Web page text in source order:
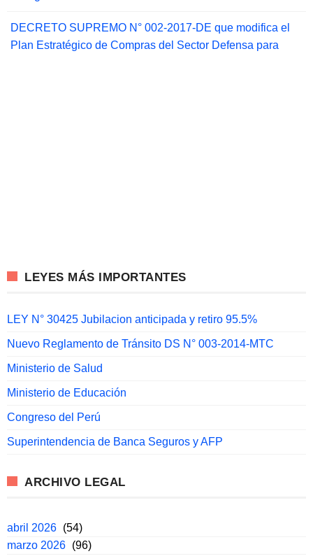
DECRETO SUPREMO N° 002-2017-DE que modifica el
Plan Estratégico de Compras del Sector Defensa para
LEYES MÁS IMPORTANTES
LEY N° 30425 Jubilacion anticipada y retiro 95.5%
Nuevo Reglamento de Tránsito DS N° 003-2014-MTC
Ministerio de Salud
Ministerio de Educación
Congreso del Perú
Superintendencia de Banca Seguros y AFP
ARCHIVO LEGAL
abril 2026 (54)
marzo 2026 (96)